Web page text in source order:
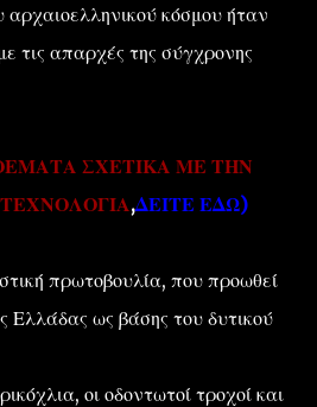
αρχαιοελληνικού κόσμου ήταν
τις απαρχές της σύγχρονης
ΣΧΕΤΙΚΑ ΜΕ ΤΗΝ
,ΔΕΙΤΕ ΕΔΩ)
πρωτοβουλία, που προωθεί
Ελλάδας ως βάσης του δυτικού
οι οδοντωτοί τροχοί και